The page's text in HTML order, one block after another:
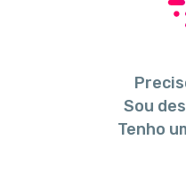
Sou
Tenho